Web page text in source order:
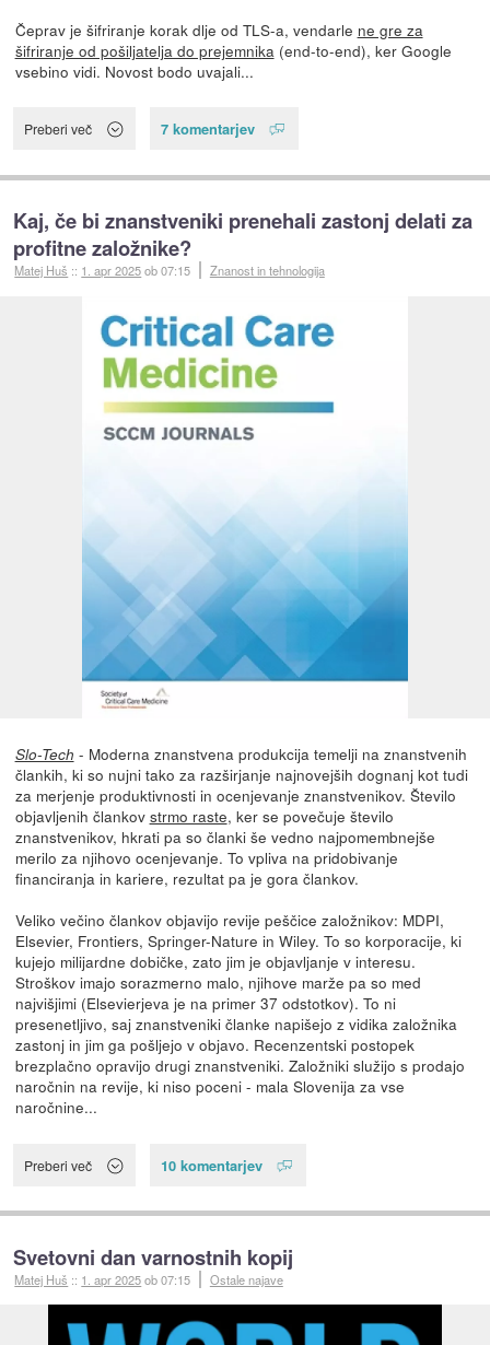
Čeprav je šifriranje korak dlje od TLS-a, vendarle ne gre za
šifriranje od pošiljatelja do prejemnika (end-to-end), ker Google
vsebino vidi. Novost bodo uvajali...
Preberi več 7 komentarjev
Kaj, če bi znanstveniki prenehali zastonj delati za
profitne založnike?
Matej Huš :: 1. apr 2025ob 07:15 Znanost in tehnologija
Slo-Tech - Moderna znanstvena produkcija temelji na znanstvenih
člankih, ki so nujni tako za razširjanje najnovejših dognanj kot tudi
za merjenje produktivnosti in ocenjevanje znanstvenikov. Število
objavljenih člankov strmo raste, ker se povečuje število
znanstvenikov, hkrati pa so članki še vedno najpomembnejše
merilo za njihovo ocenjevanje. To vpliva na pridobivanje
financiranja in kariere, rezultat pa je gora člankov.
Veliko večino člankov objavijo revije peščice založnikov: MDPI,
Elsevier, Frontiers, Springer-Nature in Wiley. To so korporacije, ki
kujejo milijardne dobičke, zato jim je objavljanje v interesu.
Stroškov imajo sorazmerno malo, njihove marže pa so med
najvišjimi (Elsevierjeva je na primer 37 odstotkov). To ni
presenetljivo, saj znanstveniki članke napišejo z vidika založnika
zastonj in jim ga pošljejo v objavo. Recenzentski postopek
brezplačno opravijo drugi znanstveniki. Založniki služijo s prodajo
naročnin na revije, ki niso poceni - mala Slovenija za vse
naročnine...
Preberi več 10 komentarjev
Svetovni dan varnostnih kopij
Matej Huš :: 1. apr 2025ob 07:15 Ostale najave